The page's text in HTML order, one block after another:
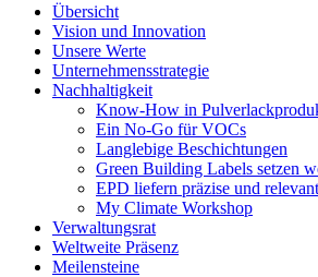
Übersicht
Vision und Innovation
Unsere Werte
Unternehmensstrategie
Nachhaltigkeit
Know-How in
Ein No-Go für VOCs
Langlebige Beschichtungen
Green Building Labels setzen
EPD liefern präzise und
My Climate Workshop
Verwaltungsrat
Weltweite Präsenz
Meilensteine